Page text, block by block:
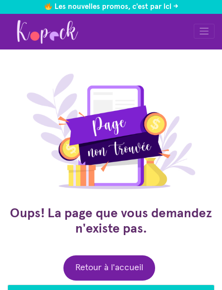
Les nouvelles promos, c'est par ici ->
Oups! La page que vous demandez
n'existe pas.
Retour à l'accueil